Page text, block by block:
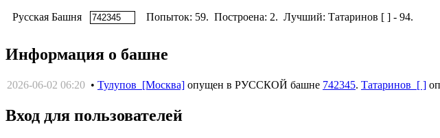
Русская Башня Попыток: 59. Построена: 2. Лучший: Татаринов [ ] - 94.
Информация о башне
2026-06-02 06:20 • Тулупов [Москва] опущен в РУССКОЙ башне 742345. Татаринов [ ]
Вход для пользователей